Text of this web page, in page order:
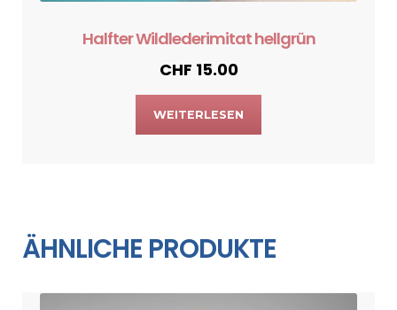
Halfter Wildlederimitat hellgrün
CHF 15.00
WEITERLESEN
ÄHNLICHE PRODUKTE